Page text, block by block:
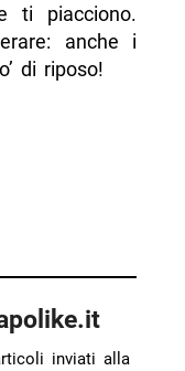
ti piacciono.
anche i
di riposo!
inviati alla